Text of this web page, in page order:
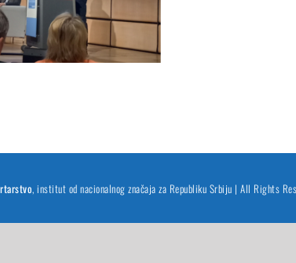
, institut od nacionalnog značaja za Republiku Srbiju | All Rights